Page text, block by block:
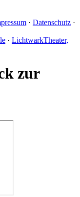
· Datenschutz ·
· LichtwarkTheater,
zur